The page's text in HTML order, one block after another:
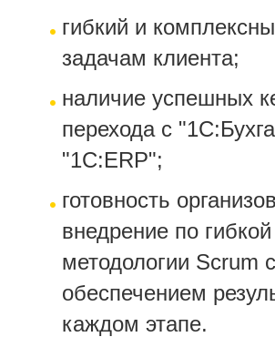
гибкий и
задачам клиента;
наличие успешных
перехода с
"1С:ERP";
готовность
внедрение по гибкой
методологии Scrum с
обеспечением
каждом этапе.